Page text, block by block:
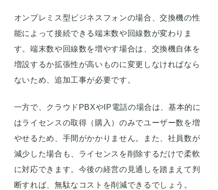
オンプレミス型ビジネスフォンの場合、交換機の性
能によって接続できる端末数や回線数が変わりま
す。端末数や回線数を増やす場合は、交換機自体を
増設するか拡張性が高いものに変更しなければなら
ないため、追加工事が必要です。
一方で、クラウドPBXやIP電話の場合は、基本的に
はライセンスの取得（購入）のみでユーザー数を増
やせるため、手間がかかりません。また、社員数が
減少した場合も、ライセンスを削除するだけで柔軟
に対応できます。今後の経営の見通しを踏まえて判
断すれば、無駄なコストを削減できるでしょう。